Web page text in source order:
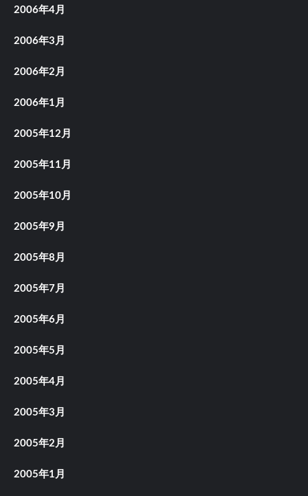
2006年4月
2006年3月
2006年2月
2006年1月
2005年12月
2005年11月
2005年10月
2005年9月
2005年8月
2005年7月
2005年6月
2005年5月
2005年4月
2005年3月
2005年2月
2005年1月